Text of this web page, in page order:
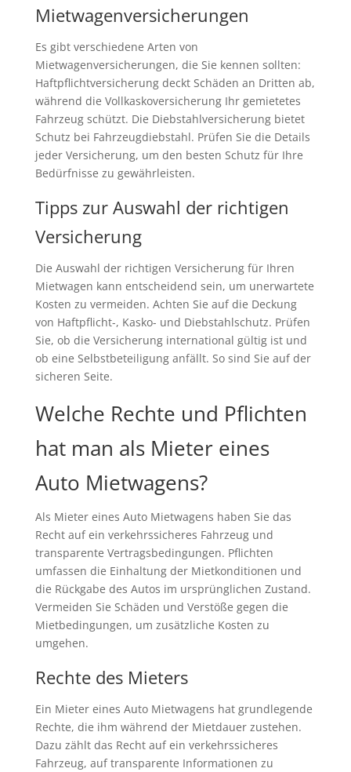
Mietwagenversicherungen
Es gibt verschiedene Arten von
Mietwagenversicherungen, die Sie kennen sollten:
Haftpflichtversicherung deckt Schäden an Dritten ab,
während die Vollkaskoversicherung Ihr gemietetes
Fahrzeug schützt. Die Diebstahlversicherung bietet
Schutz bei Fahrzeugdiebstahl. Prüfen Sie die Details
jeder Versicherung, um den besten Schutz für Ihre
Bedürfnisse zu gewährleisten.
Tipps zur Auswahl der richtigen
Versicherung
Die Auswahl der richtigen Versicherung für Ihren
Mietwagen kann entscheidend sein, um unerwartete
Kosten zu vermeiden. Achten Sie auf die Deckung
von Haftpflicht-, Kasko- und Diebstahlschutz. Prüfen
Sie, ob die Versicherung international gültig ist und
ob eine Selbstbeteiligung anfällt. So sind Sie auf der
sicheren Seite.
Welche Rechte und Pflichten
hat man als Mieter eines
Auto Mietwagens?
Als Mieter eines Auto Mietwagens haben Sie das
Recht auf ein verkehrssicheres Fahrzeug und
transparente Vertragsbedingungen. Pflichten
umfassen die Einhaltung der Mietkonditionen und
die Rückgabe des Autos im ursprünglichen Zustand.
Vermeiden Sie Schäden und Verstöße gegen die
Mietbedingungen, um zusätzliche Kosten zu
umgehen.
Rechte des Mieters
Ein Mieter eines Auto Mietwagens hat grundlegende
Rechte, die ihm während der Mietdauer zustehen.
Dazu zählt das Recht auf ein verkehrssicheres
Fahrzeug, auf transparente Informationen zu